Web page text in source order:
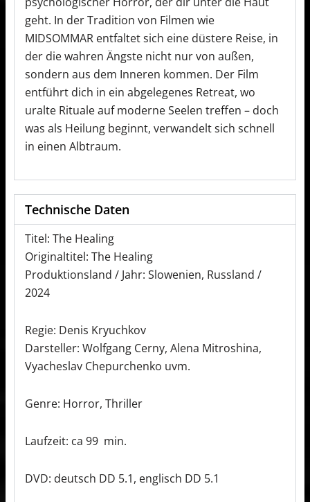
geht. In der Tradition von Filmen wie
MIDSOMMAR entfaltet sich eine düstere Reise, in
der die wahren Ängste nicht nur von außen,
sondern aus dem Inneren kommen. Der Film
entführt dich in ein abgelegenes Retreat, wo
uralte Rituale auf moderne Seelen treffen – doch
was als Heilung beginnt, verwandelt sich schnell
in einen Albtraum.
Technische Daten
Titel: The Healing
Originaltitel: The Healing
Produktionsland / Jahr: Slowenien, Russland /
2024
Regie: Denis Kryuchkov
Darsteller: Wolfgang Cerny, Alena Mitroshina,
Vyacheslav Chepurchenko uvm.
Genre: Horror, Thriller
Laufzeit: ca 99 min.
DVD: deutsch DD 5.1, englisch DD 5.1